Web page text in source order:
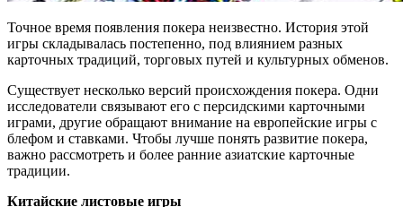
Точное время появления покера неизвестно. История этой
игры складывалась постепенно, под влиянием разных
карточных традиций, торговых путей и культурных обменов.
Существует несколько версий происхождения покера. Одни
исследователи связывают его с персидскими карточными
играми, другие обращают внимание на европейские игры с
блефом и ставками. Чтобы лучше понять развитие покера,
важно рассмотреть и более ранние азиатские карточные
традиции.
Китайские листовые игры